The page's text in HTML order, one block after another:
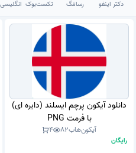
دکتر اینفو رسامَگ تکست‌بوک
دانلود آیکون پرچم ایسلند (دایره ای)
با فرمت PNG
آیکون‌هاب82
4
رایگان